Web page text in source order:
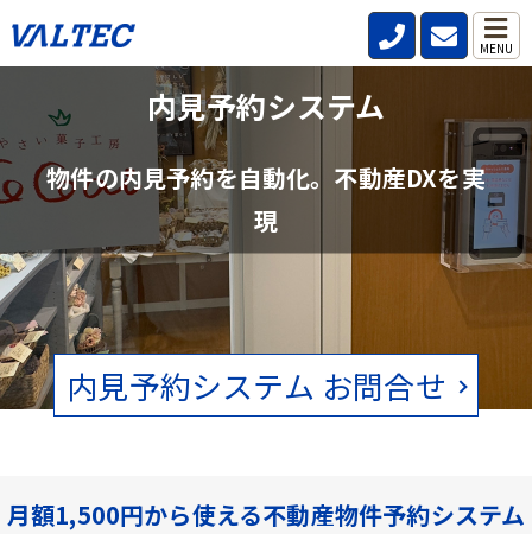
MENU
内見予約システム
物件の内見予約を自動化。不動産DXを実
現
内見予約システム お問合せ
不動産管理会社と仲介会社の内見確認の
手間を削減
賃貸物件の空状況をリアルタイムで確認。電話、FAXの手間をなくし
月額1,500円から使える不動産物件予約システム